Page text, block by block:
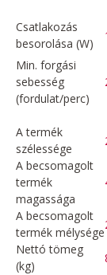
Csatlakozás
besorolása (W)
Min. forgási
sebesség
(fordulat/perc)
A termék
szélessége
A becsomagolt
termék
magassága
A becsomagolt
termék mélysége
Nettó tömeg
(kg)